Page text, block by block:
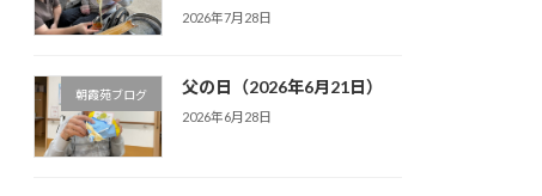
2026年7月28日
朝霞苑ブログ 父の日（2026年6月21日）
2026年6月28日